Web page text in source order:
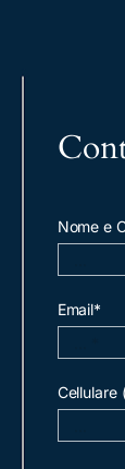
Nome e
Email*
Cellulare